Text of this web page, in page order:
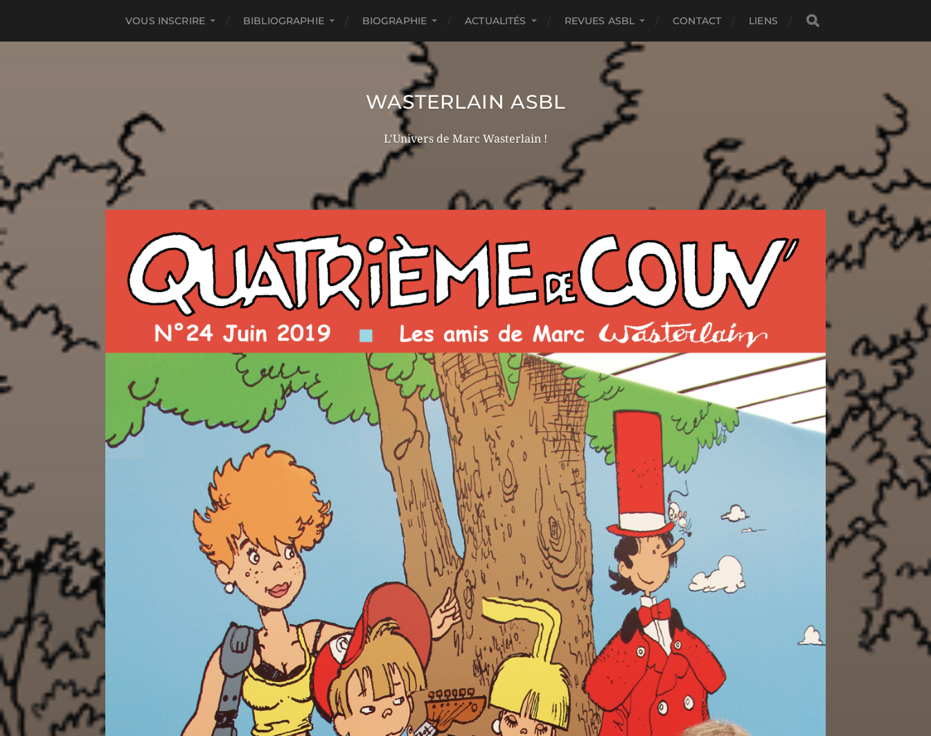
VOUS INSCRIRE BIBLIOGRAPHIE BIOGRAPHIE ACTUALITÉS REVUES ASBL CONTACT LIENS
WASTERLAIN ASBL
L'Univers de Marc Wasterlain !